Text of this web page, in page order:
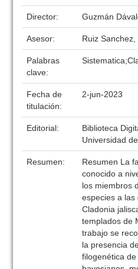
Director: Guzmán
Asesor: Ruiz
Palabras
clave:
Fecha de
titulación:
2-jun-2023
Editorial:
Biblioteca
Universidad
Resumen:
Resumen La
conocido a
los miembros
especies a
Cladonia
templados de
trabajo se
la presencia
filogenética